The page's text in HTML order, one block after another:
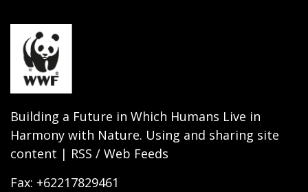
Building a Future in Which Humans Live in
Harmony with Nature. Using and sharing site
content | RSS / Web Feeds
Fax: +62217829461